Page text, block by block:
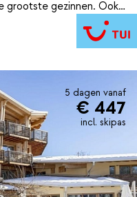
grootste gezinnen. Ook
en de allerkleinsten
ogen, ontspan..., je bent in
5 dagen vanaf
€ 447
incl. skipas